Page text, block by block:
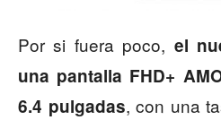
Por si fuera poco, el
una pantalla FHD+
6.4 pulgadas, con una